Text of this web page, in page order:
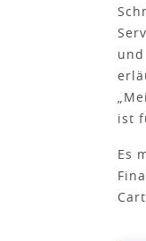
ist
Es